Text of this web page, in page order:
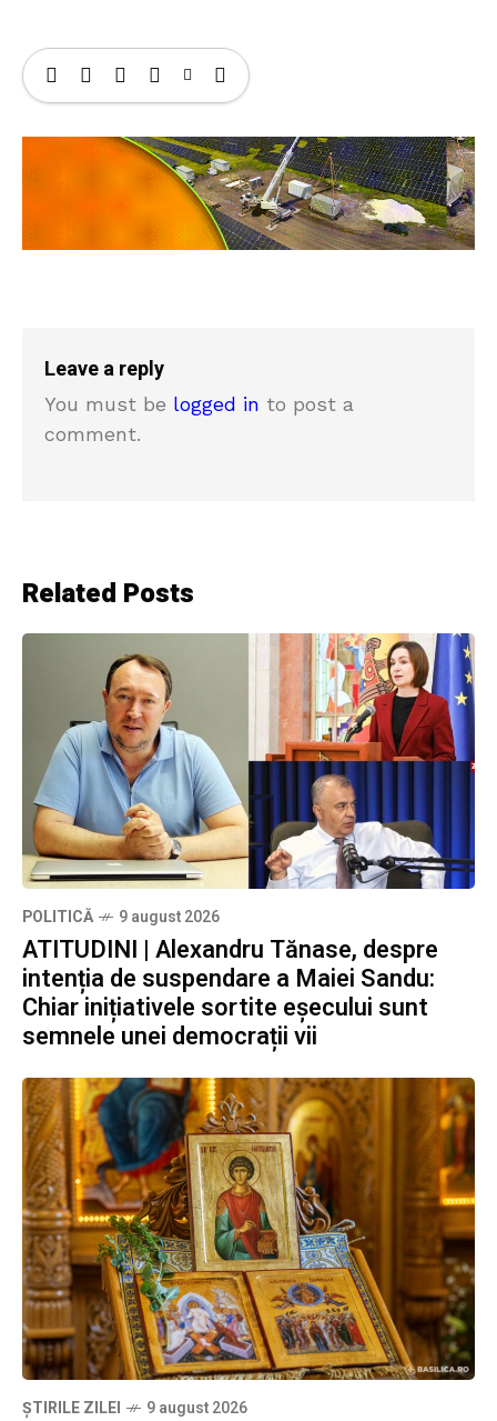
Leave a reply
You must be logged in to post a
comment.
Related Posts
POLITICĂ 9 august 2026
ATITUDINI | Alexandru Tănase, despre
intenția de suspendare a Maiei Sandu:
Chiar inițiativele sortite eșecului sunt
semnele unei democrații vii
ȘTIRILE ZILEI 9 august 2026